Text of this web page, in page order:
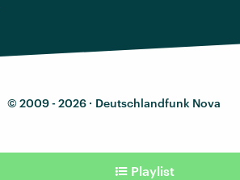
© 2009 - 2026 · Deutschlandfunk Nova
Playlist